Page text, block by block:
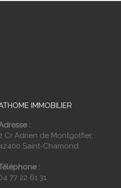
IMMOBILIER
:
Cr Adrien de Montgolfier,
Saint-Chamond
:
77 22 61 31